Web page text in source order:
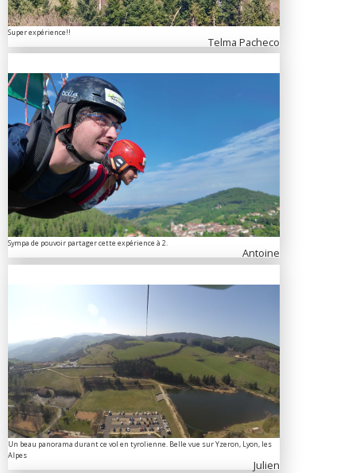
Super expérience!!
Telma Pacheco
Sympa de pouvoir partager cette expérience à 2.
Antoine
Un beau panorama durant ce vol en tyrolienne. Belle vue sur Yzeron, Lyon, les
Alpes
Julien